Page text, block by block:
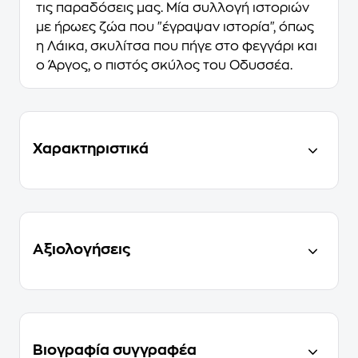
τις παραδόσεις μας. Μία συλλογή ιστοριών
με ήρωες ζώα που "έγραψαν ιστορία", όπως
η Λάικα, σκυλίτσα που πήγε στο φεγγάρι και
ο Άργος, ο πιστός σκύλος του Οδυσσέα.
Χαρακτηριστικά
Αξιολογήσεις
Βιογραφία συγγραφέα